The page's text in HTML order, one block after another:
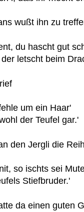
wußt ihn zu
du hascht gut
letscht beim
um ein Haar'
der Teufel gar.'
den Jergli die
so ischts sei
Stiefbruder.'
da einen guten